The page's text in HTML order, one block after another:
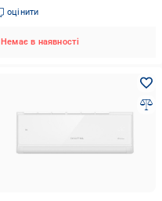
оцінити
Немає в наявності